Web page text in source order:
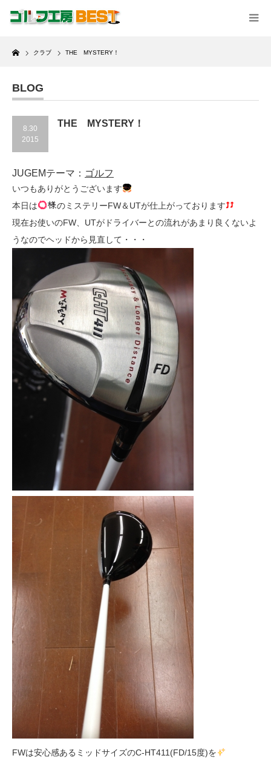
Home
クラブ THE MYSTERY！
BLOG
8.30
2015
THE MYSTERY！
JUGEMテーマ： ゴルフ
いつもありがとうございます
本日は
のミステリーFW＆UTが仕上がっております
現在お使いのFW、UTがドライバーとの流れがあまり良くないよ
うなのでヘッドから見直して・・・
FWは安心感あるミッドサイズのC-HT411(FD/15度)を